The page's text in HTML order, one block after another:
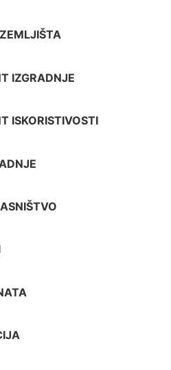
IZGRADNJE
ISKORISTIVOSTI